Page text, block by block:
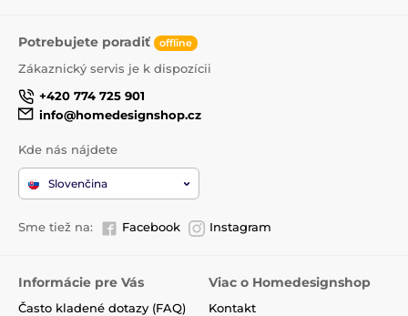
Potrebujete poradiť offline
Zákaznický servis je k dispozícii
+420 774 725 901
info@homedesignshop.cz
Kde nás nájdete
Slovenčina
Sme tiež na: Facebook Instagram
Informácie pre Vás
Často kladené dotazy (FAQ)
Viac o Homedesignshop
Kontakt